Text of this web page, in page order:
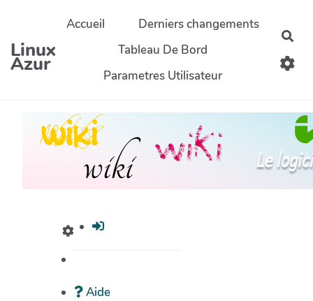
Aller au contenu principal
Linux
Azur
Accueil
Derniers changements
Tableau De Bord
Parametres Utilisateur
Aide